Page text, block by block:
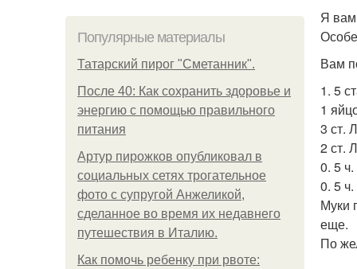
Популярные материалы
Татарский пирог "Сметанник".
После 40: Как сохранить здоровье и
энергию с помощью правильного
питания
Артур пирожков опубликовал в
социальных сетях трогательное
фото с супругой Анжеликой,
сделанное во время их недавнего
путешествия в Италию.
Как помочь ребенку при рвоте:
Я вам
Вам
1. 5
1
3 ст.
2 ст.
0. 5
0. 5
Муки
еще.
По